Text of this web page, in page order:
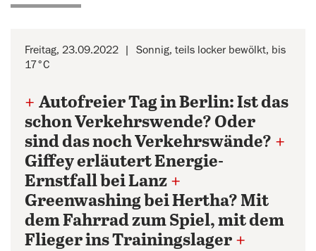
Freitag, 23.09.2022
Sonnig, teils locker bewölkt, bis
17°C
+ Autofreier Tag in Berlin: Ist das
schon Verkehrswende? Oder
sind das noch Verkehrswände? +
Giffey erläutert Energie-
Ernstfall bei Lanz +
Greenwashing bei Hertha? Mit
dem Fahrrad zum Spiel, mit dem
Flieger ins Trainingslager +